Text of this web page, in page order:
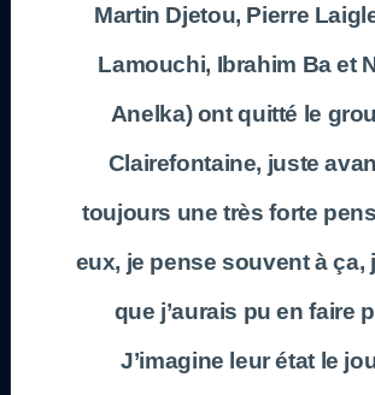
Martin Djetou, Pierre
Lamouchi, Ibrahim Ba et
Anelka) ont quitté le
Clairefontaine, juste
toujours une très forte
eux, je pense souvent à ça,
que j’aurais pu en faire
J’imagine leur état le